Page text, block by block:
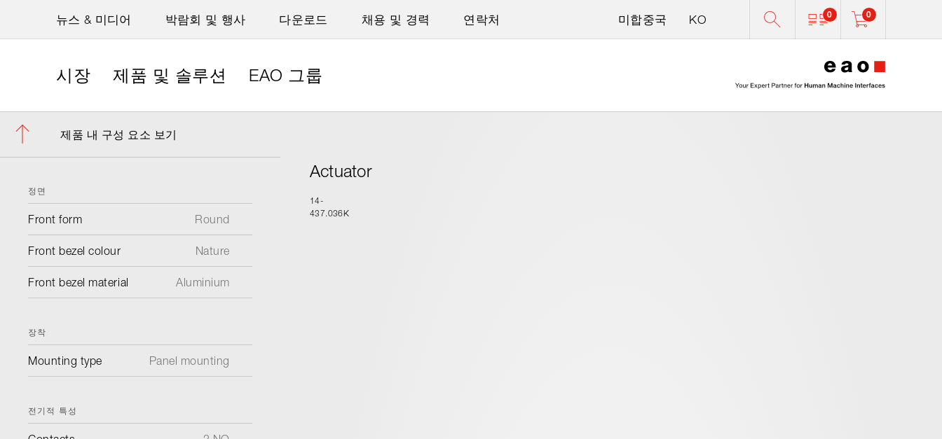
뉴스 & 미디어 박람회 및 행사 다운로드 채용 및 경력 연락처 미합중국 KO 0 0
시장 제품 및 솔루션 EAO 그룹
제품 내 구성 요소 보기
정면
Front form Round
Front bezel colour Nature
Front bezel material Aluminium
장착
Mounting type Panel mounting
전기적 특성
Actuator
14-
437.036K